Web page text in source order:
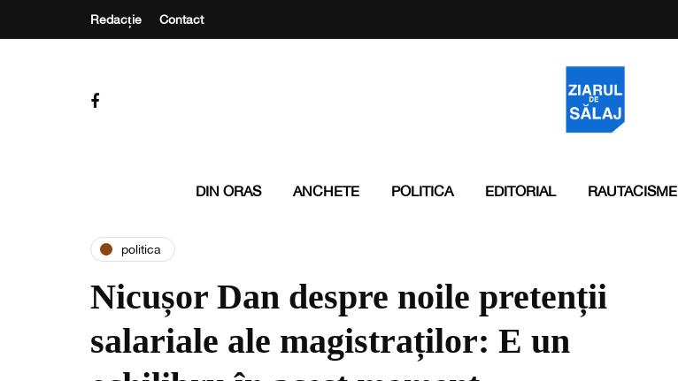
Redacție Contact
DIN ORAS ANCHETE POLITICA EDITORIAL RAUTACISME
politica
Nicușor Dan despre noile pretenții
salariale ale magistraților: E un